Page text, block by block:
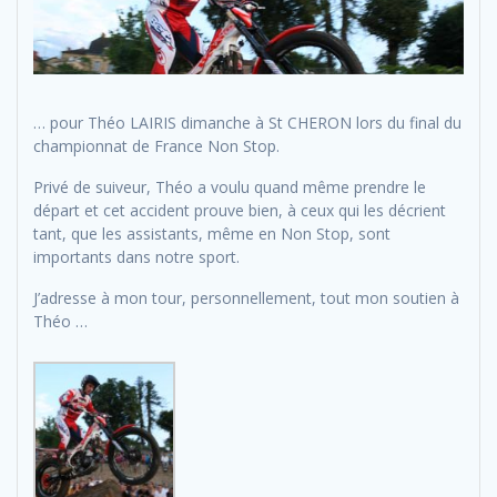
… pour Théo LAIRIS dimanche à St CHERON lors du final du
championnat de France Non Stop.
Privé de suiveur, Théo a voulu quand même prendre le
départ et cet accident prouve bien, à ceux qui les décrient
tant, que les assistants, même en Non Stop, sont
importants dans notre sport.
J’adresse à mon tour, personnellement, tout mon soutien à
Théo …